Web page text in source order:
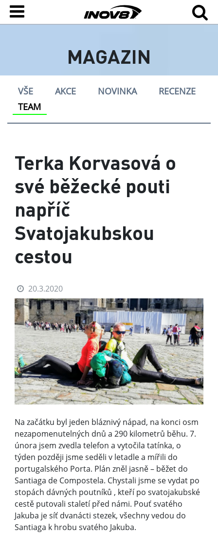
MAGAZIN
VŠE AKCE NOVINKA
RECENZE
TEAM
Terka Korvasová o
své běžecké pouti
napříč
Svatojakubskou
cestou
20.3.2020
Na začátku byl jeden bláznivý nápad, na konci osm
nezapomenutelných dnů a 290 kilometrů běhu. 7.
února jsem zvedla telefon a vytočila tatínka, o
týden později jsme seděli v letadle a mířili do
portugalského Porta. Plán zněl jasně – běžet do
Santiaga de Compostela. Chystali jsme se vydat po
stopách dávných poutníků , kteří po svatojakubské
cestě putovali staletí před námi. Pouť svatého
Jakuba je síť dvanácti stezek, všechny vedou do
Santiaga k hrobu svatého Jakuba.